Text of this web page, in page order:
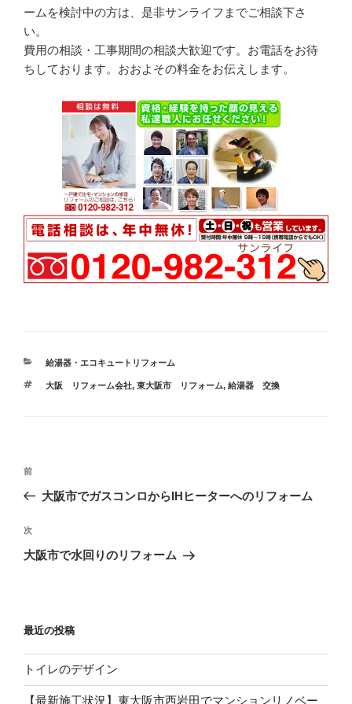
ームを検討中の方は、是非サンライフまでご相談下さ
い。
費用の相談・工事期間の相談大歓迎です。お電話をお待
ちしております。おおよその料金をお伝えします。
カ
ゴ
給湯器・エコキュートリフォーム
タ
大阪 リフォーム会社, 東大阪市 リフォーム, 給湯器 交換
投
ビ
ゲ
ン
過
去
投
稿
前
大阪市でガスコンロからIHヒーターへのリフォーム
次
の
次
大阪市で水回りのリフォーム
最近の投稿
トイレのデザイン
【最新施工状況】東大阪市西岩田でマンションリノベー